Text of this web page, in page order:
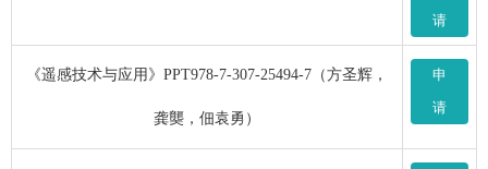
请
《遥感技术与应用》PPT978-7-307-25494-7（方圣辉，
龚龑，佃袁勇）
申
请